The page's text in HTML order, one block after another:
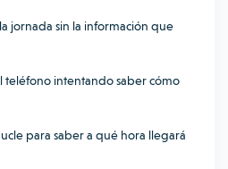
jornada sin la información que
teléfono intentando saber cómo
para saber a qué hora llegará